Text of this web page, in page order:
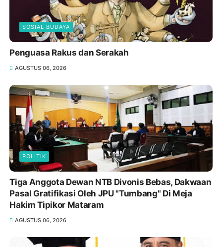
SOSIAL BUDAYA
Penguasa Rakus dan Serakah
AGUSTUS 06, 2026
POLITIK
Tiga Anggota Dewan NTB Divonis Bebas, Dakwaan
Pasal Gratifikasi Oleh JPU "Tumbang" Di Meja
Hakim Tipikor Mataram
AGUSTUS 06, 2026